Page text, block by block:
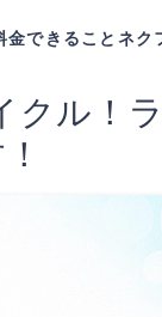
金できること ネク
クル！